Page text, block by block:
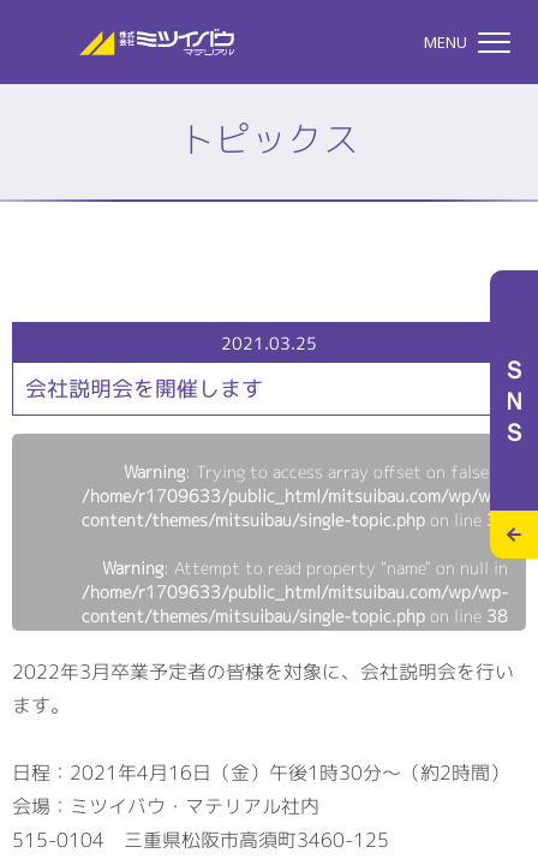
株式会社ミツイバウマテリア
MENU
事業案内
特設サイト
施工実績 スタッフブログ
お問合せ 個人情報の保護
ＳＮＳ
トピックス
2021.03.25
会社説明会を開催します
Warning: Trying to access array offset on false in
/home/r1709633/public_html/mitsuibau.com/wp/wp-
content/themes/mitsuibau/single-topic.php on line 38
Warning: Attempt to read property "name" on null in
/home/r1709633/public_html/mitsuibau.com/wp/wp-
content/themes/mitsuibau/single-topic.php on line 38
2022年3月卒業予定者の皆様を対象に、会社説明会を行い
ます。
日程：2021年4月16日（金）午後1時30分～（約2時間）
会場：ミツイバウ・マテリアル社内
515-0104 三重県松阪市高須町3460-125